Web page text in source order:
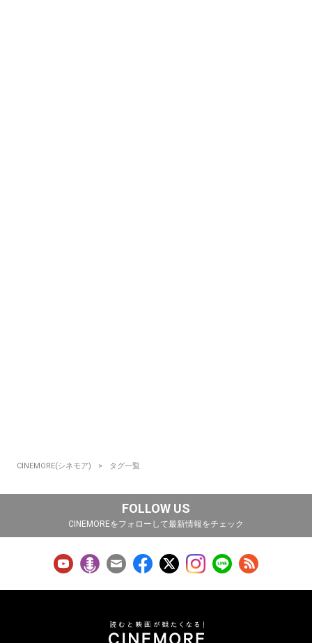
CINEMORE(シネモア) タグ一覧
FOLLOW US
CINEMOREをフォローして最新情報をチェック